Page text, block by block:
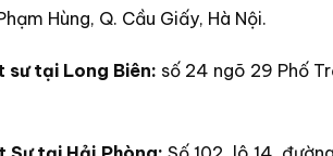
Hùng, Q. Cầu Giấy, Hà Nội.
sư tại Long Biên: số 24 ngõ 29 Phố